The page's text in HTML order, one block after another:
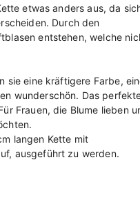
etwas anders aus, da
Durch den
entstehen, welche
sie eine kräftigere Farbe,
wunderschön. Das
Frauen, die Blume lieben
langen Kette mit
ausgeführt zu werden.